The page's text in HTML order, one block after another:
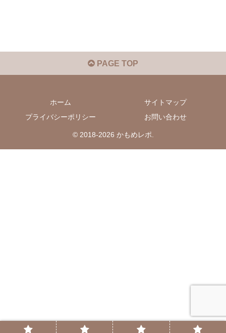
PAGE TOP
ホーム
サイトマップ
プライバシーポリシー
お問い合わせ
© 2018-2026 かもめレポ.